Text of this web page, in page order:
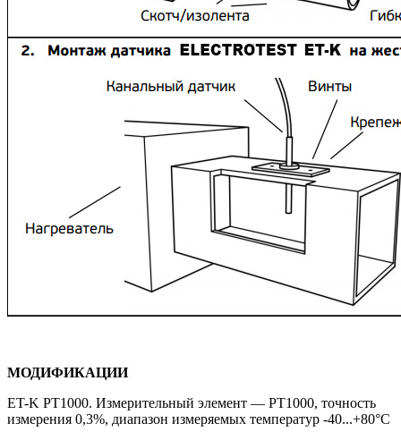
МОДИФИКАЦИИ
ET-K PT1000. Измерительный элемент — PT1000, точность
измерения 0,3%, диапазон измеряемых температур -40...+80°C